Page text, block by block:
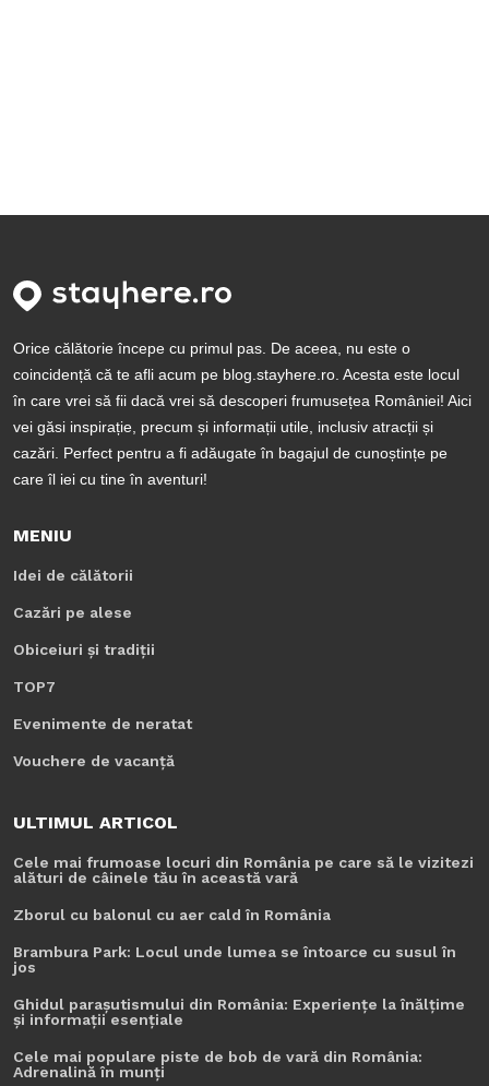
Orice călătorie începe cu primul pas. De aceea, nu este o
coincidență că te afli acum pe blog.stayhere.ro. Acesta este locul
în care vrei să fii dacă vrei să descoperi frumusețea României! Aici
vei găsi inspirație, precum și informații utile, inclusiv atracții și
cazări. Perfect pentru a fi adăugate în bagajul de cunoștințe pe
care îl iei cu tine în aventuri!
MENIU
Idei de călătorii
Cazări pe alese
Obiceiuri și tradiții
TOP7
Evenimente de neratat
Vouchere de vacanță
ULTIMUL ARTICOL
Cele mai frumoase locuri din România pe care să le vizitezi
alături de câinele tău în această vară
Zborul cu balonul cu aer cald în România
Brambura Park: Locul unde lumea se întoarce cu susul în
jos
Ghidul parașutismului din România: Experiențe la înălțime
și informații esențiale
Cele mai populare piste de bob de vară din România:
Adrenalină în munți